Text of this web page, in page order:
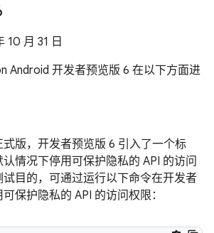
10 月 31 日
Android 开发者预览版 6 在以下方面进
式版，开发者预览版 6 引入了一个标
情况下停用可保护隐私的 API 的访问
目的，可通过运行以下命令在开发者
保护隐私的 API 的访问权限：